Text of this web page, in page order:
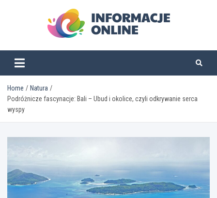
informacjeonline.pl
Home
Natura
Podróżnicze fascynacje: Bali – Ubud i okolice, czyli odkrywanie serca
wyspy